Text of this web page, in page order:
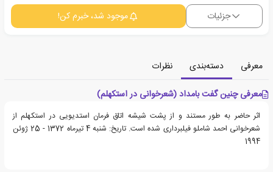
جزئیات موجود شد، خبرم کن!
معرفی دسته‌بندی
نظرات
معرفی چنین گفت بامداد (شعرخوانی در استکهلم)
اثر حاضر به طور مستند و از پشت شیشه اتاق فرمان استدیویی در استکهلم از
شعرخوانی احمد شاملو فیلبرداری شده است. تاریخ: شنبه 4 تیرماه 1372 - 25 ژوئن
1994